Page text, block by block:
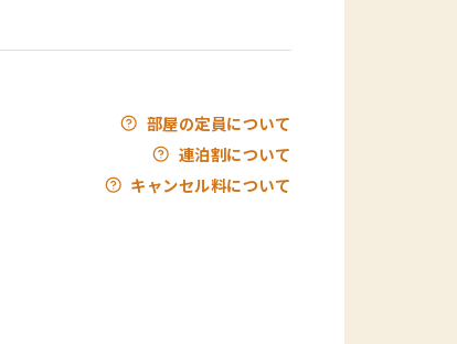
部屋の定員について
連泊割について
キャンセル料について